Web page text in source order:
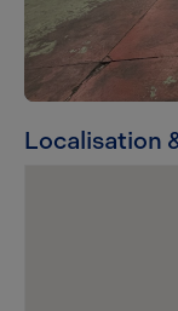
Localisation